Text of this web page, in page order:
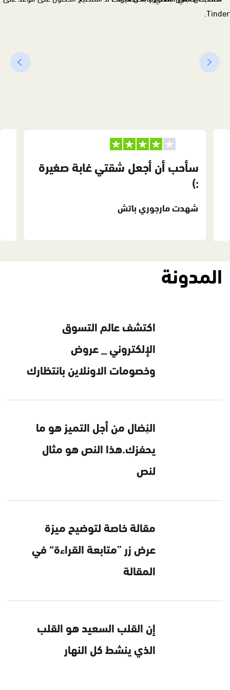
أصلحت هاتفي المكسور. لكن ما
زلت لا أستطيع الحصول على موعد
على Tinder.
سأحب أن أجعل شقتي غابة صغيرة
:)
شهدت مارجوري باتش
المدونة
اكتشف عالم التسوق
الإلكتروني _ عروض
وخصومات الاونلاين بانتظارك
النِضال من أجل التميز هو ما
يحفزك.هذا النص هو مثال
لنص
مقالة خاصة لتوضيح ميزة
عرض زر ”متابعة القراءة“ في
المقالة
إن القلب السعيد هو القلب
الذي ينشط كل النهار